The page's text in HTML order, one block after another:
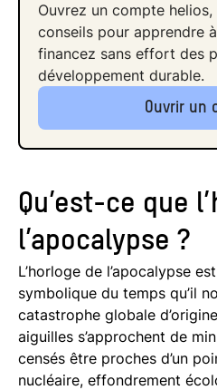
Ouvrez un compte
conseils pour apprendre
financez sans effort des
développement durable.
Ouvrir un
Qu’est-ce que
l’apocalypse ?
L’horloge de l’apocalypse
symbolique du temps qu’il
catastrophe globale
aiguilles s’approchent de
censés être proches d’un
nucléaire, effondrement